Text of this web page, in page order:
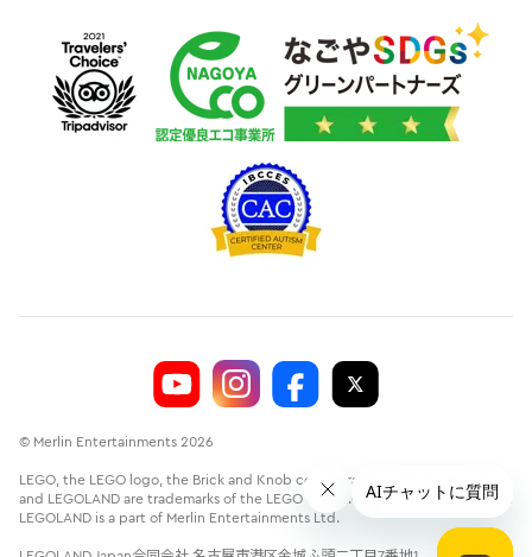
© Merlin Entertainments 2026
LEGO, the LEGO logo, the Brick and Knob configurations, the Minifigure
and LEGOLAND are trademarks of the LEGO Group.©2026 The LEGO Group.
LEGOLAND is a part of Merlin Entertainments Ltd.